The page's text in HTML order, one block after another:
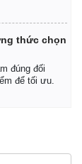
thức chọn
đúng đối
để tối ưu.